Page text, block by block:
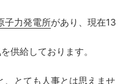
子力発電所があり、現在13
供給しております。
、とても人事とは思えませ